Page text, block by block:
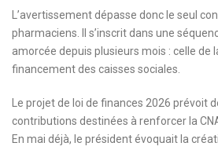
L’avertissement dépasse donc le seul
pharmaciens. Il s’inscrit dans une
amorcée depuis plusieurs mois : celle de
financement des caisses sociales.
Le projet de loi de finances 2026 prévoit
contributions destinées à renforcer la
En mai déjà, le président évoquait la